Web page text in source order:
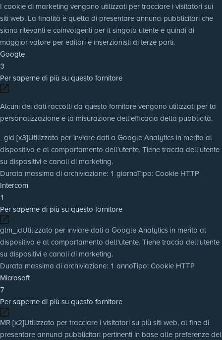
I cookie di marketing vengono utilizzati per tracciare i visitatori sui
siti web. La finalità è quella di presentare annunci pubblicitari che
siano rilevanti e coinvolgenti per il singolo utente e quindi di
maggior valore per editori e inserzionisti di terze parti.
Google
3
Per saperne di più su questo fornitore
Alcuni dei dati raccolti da questo fornitore vengono utilizzati per la
personalizzazione e la misurazione dell'efficacia della pubblicità.
_gid [x3]Utilizzato per inviare dati a Google Analytics in merito al
dispositivo e al comportamento dell'utente. Tiene traccia dell'utente
su dispositivi e canali di marketing.
Durata massima di archiviazione: 1 giornoTipo: Cookie HTTP
Intercom
1
Per saperne di più su questo fornitore
gtm_idUtilizzato per inviare dati a Google Analytics in merito al
dispositivo e al comportamento dell'utente. Tiene traccia dell'utente
su dispositivi e canali di marketing.
Durata massima di archiviazione: 1 annoTipo: Cookie HTTP
Microsoft
7
Per saperne di più su questo fornitore
MR [x2]Utilizzato per tracciare i visitatori su più siti web, al fine di
presentare annunci pubblicitari pertinenti in base alle preferenze del